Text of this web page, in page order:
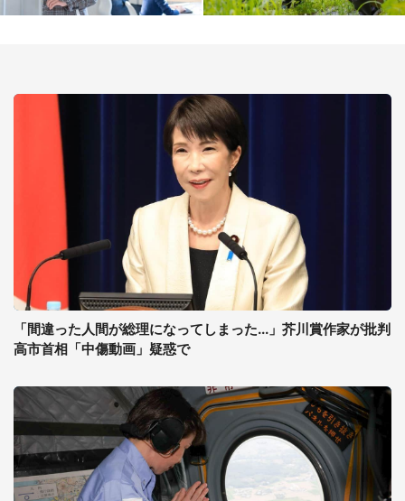
「間違った人間が総理になってしまった...」芥川賞作家が批判
高市首相「中傷動画」疑惑で